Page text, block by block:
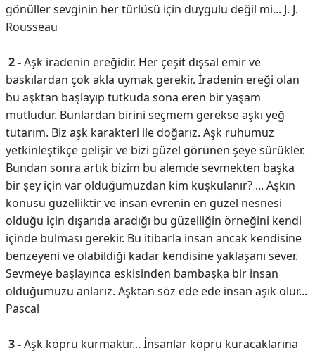
gönüller sevginin her türlüsü için duygulu değil mi... J. J.
Rousseau
2 -Aşk iradenin ereğidir. Her çeşit dışsal emir ve
baskılardan çok akla uymak gerekir. İradenin ereği olan
bu aşktan başlayıp tutkuda sona eren bir yaşam
mutludur. Bunlardan birini seçmem gerekse aşkı yeğ
tutarım. Biz aşk karakteri ile doğarız. Aşk ruhumuz
yetkinleştikçe gelişir ve bizi güzel görünen şeye sürükler.
Bundan sonra artık bizim bu alemde sevmekten başka
bir şey için var olduğumuzdan kim kuşkulanır? ... Aşkın
konusu güzelliktir ve insan evrenin en güzel nesnesi
olduğu için dışarıda aradığı bu güzelliğin örneğini kendi
içinde bulması gerekir. Bu itibarla insan ancak kendisine
benzeyeni ve olabildiği kadar kendisine yaklaşanı sever.
Sevmeye başlayınca eskisinden bambaşka bir insan
olduğumuzu anlarız. Aşktan söz ede ede insan aşık olur...
Pascal
3 -Aşk köprü kurmaktır... İnsanlar köprü kuracaklarına